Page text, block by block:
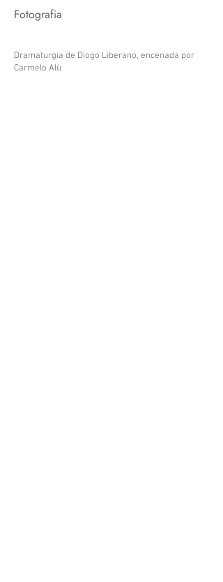
Fotografia
Dramaturgia de Diogo Liberano, encenada por
Carmelo Alù